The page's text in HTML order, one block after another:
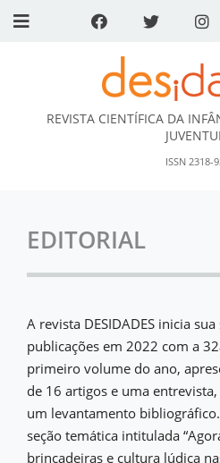
REVISTA CIENTÍFICA DA
ISSN 2318-
EDITORIAL
A revista DESIDADES inicia
publicações em 2022 com a
primeiro volume do ano,
de 16 artigos e uma
um levantamento
seção temática intitulada
brincadeiras e cultura lúdica